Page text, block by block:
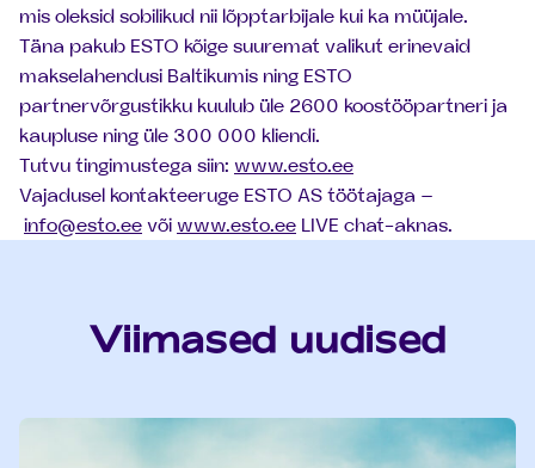
mis oleksid sobilikud nii lõpptarbijale kui ka müüjale.
Täna pakub ESTO kõige suuremat valikut erinevaid
makselahendusi Baltikumis ning ESTO
partnervõrgustikku kuulub üle 2600 koostööpartneri ja
kaupluse ning üle 300 000 kliendi.
Tutvu tingimustega siin: www.esto.ee
Vajadusel kontakteeruge ESTO AS töötajaga –
info@esto.eevõiwww.esto.ee LIVE chat-aknas.
Viimased uudised